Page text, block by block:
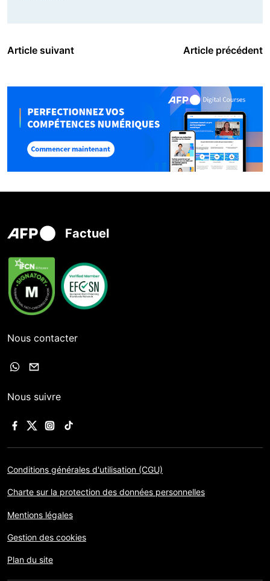
Article suivant Article précédent
Factuel
Nous contacter
Nous suivre
Conditions générales d'utilisation (CGU)
Charte sur la protection des données personnelles
Mentions légales
Gestion des cookies
Plan du site